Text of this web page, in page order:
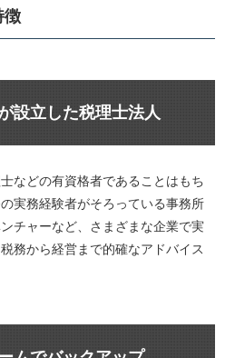
徴
設立した税理士法人
などの有資格者であることはもち
実務経験者がそろっている事務所
チャーなど、さまざまな企業で実
務から経営まで的確なアドバイス